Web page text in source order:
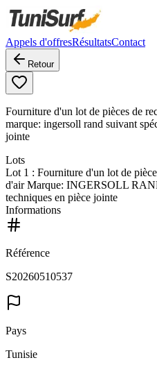
Appels d'offresRésultatsContact
Retour
Fourniture d'un lot de pièces de
marque: ingersoll rand suivant
jointe
Lots
Lot 1 : Fourniture d'un lot de
d'air Marque: INGERSOLL
techniques en pièce jointe
Informations
Référence
S20260510537
Pays
Tunisie